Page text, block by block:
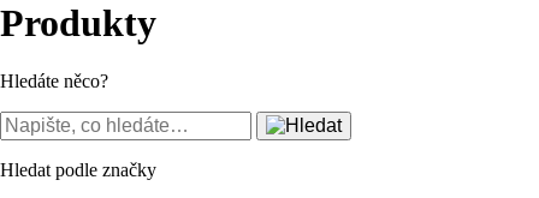
Produkty
Hledáte něco?
Hledat podle značky